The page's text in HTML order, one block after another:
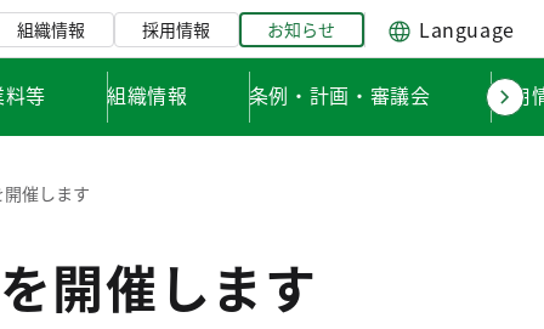
組織情報 採用情報 お知らせ Language
等 組織情報 条例・計画・審議会 採用
催します
開催します